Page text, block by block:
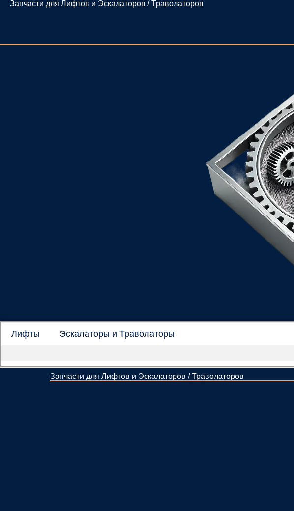
Перейти
Запчасти для Лифтов и Эскалаторов / Траволаторов
Лифты Эскалаторы и Траволаторы
Запчасти для Лифтов и Эскалаторов / Траволаторов